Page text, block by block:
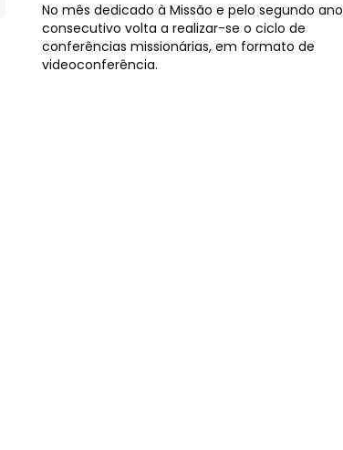
No mês dedicado à Missão e pelo segundo ano
consecutivo volta a realizar-se o ciclo de
conferências missionárias, em formato de
videoconferência.